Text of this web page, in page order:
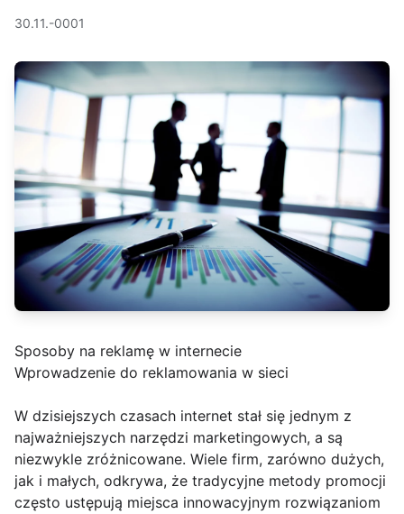
30.11.-0001
Sposoby na reklamę w internecie
Wprowadzenie do reklamowania w sieci
W dzisiejszych czasach internet stał się jednym z
najważniejszych narzędzi marketingowych, a są
niezwykle zróżnicowane. Wiele firm, zarówno dużych,
jak i małych, odkrywa, że tradycyjne metody promocji
często ustępują miejsca innowacyjnym rozwiązaniom